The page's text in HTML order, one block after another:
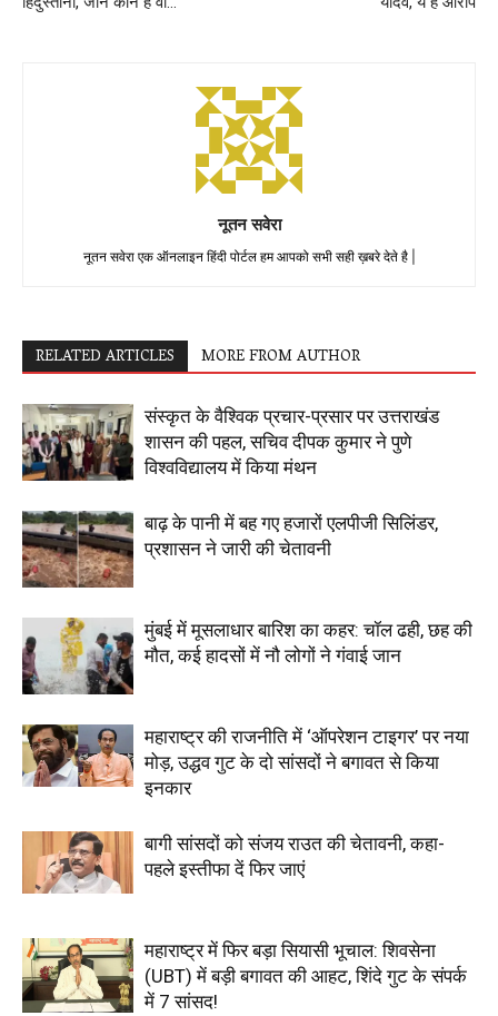
नूतन सवेरा
नूतन सवेरा एक ऑनलाइन हिंदी पोर्टल हम आपको सभी सही ख़बरे देते है |
RELATED ARTICLES MORE FROM AUTHOR
संस्कृत के वैश्विक प्रचार-प्रसार पर उत्तराखंड
शासन की पहल, सचिव दीपक कुमार ने पुणे
विश्वविद्यालय में किया मंथन
बाढ़ के पानी में बह गए हजारों एलपीजी सिलिंडर,
प्रशासन ने जारी की चेतावनी
मुंबई में मूसलाधार बारिश का कहर: चॉल ढही, छह की
मौत, कई हादसों में नौ लोगों ने गंवाई जान
महाराष्ट्र की राजनीति में ‘ऑपरेशन टाइगर’ पर नया
मोड़, उद्धव गुट के दो सांसदों ने बगावत से किया
इनकार
बागी सांसदों को संजय राउत की चेतावनी, कहा-
पहले इस्तीफा दें फिर जाएं
महाराष्ट्र में फिर बड़ा सियासी भूचाल: शिवसेना
(UBT) में बड़ी बगावत की आहट, शिंदे गुट के संपर्क
में 7 सांसद!